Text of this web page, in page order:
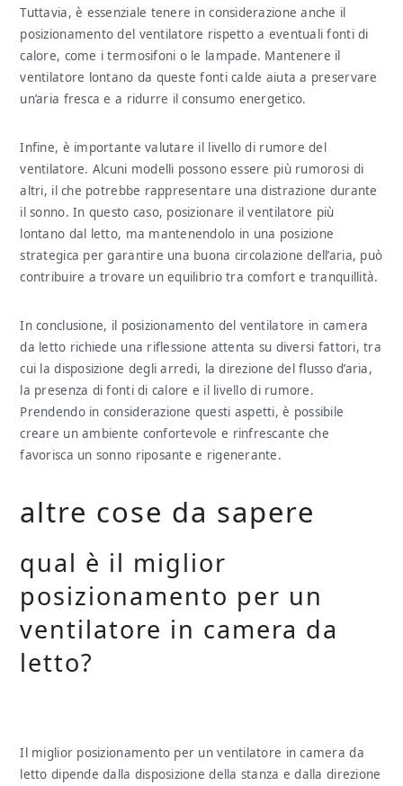
Tuttavia, è essenziale tenere in considerazione anche il
posizionamento del ventilatore rispetto a eventuali fonti di
calore, come i termosifoni o le lampade. Mantenere il
ventilatore lontano da queste fonti calde aiuta a preservare
un’aria fresca e a ridurre il consumo energetico.
Infine, è importante valutare il livello di rumore del
ventilatore. Alcuni modelli possono essere più rumorosi di
altri, il che potrebbe rappresentare una distrazione durante
il sonno. In questo caso, posizionare il ventilatore più
lontano dal letto, ma mantenendolo in una posizione
strategica per garantire una buona circolazione dell’aria, può
contribuire a trovare un equilibrio tra comfort e tranquillità.
In conclusione, il posizionamento del ventilatore in camera
da letto richiede una riflessione attenta su diversi fattori, tra
cui la disposizione degli arredi, la direzione del flusso d’aria,
la presenza di fonti di calore e il livello di rumore.
Prendendo in considerazione questi aspetti, è possibile
creare un ambiente confortevole e rinfrescante che
favorisca un sonno riposante e rigenerante.
altre cose da sapere
qual è il miglior
posizionamento per un
ventilatore in camera da
letto?
Il miglior posizionamento per un ventilatore in camera da
letto dipende dalla disposizione della stanza e dalla direzione